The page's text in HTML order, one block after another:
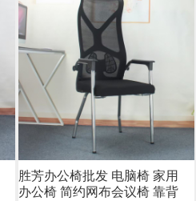
胜芳办公椅批发 电脑椅 家用
办公椅 简约网布会议椅 靠背